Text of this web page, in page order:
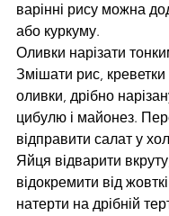
варінні рису можна
або куркуму.
Оливки нарізати
Змішати рис,
оливки, дрібно
цибулю і майонез.
відправити салат у
Яйця відварити
відокремити від
натерти на дрібній